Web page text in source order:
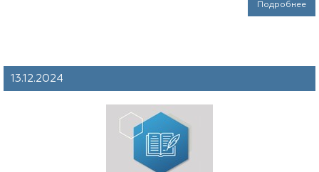
Подробнее
13.12.2024